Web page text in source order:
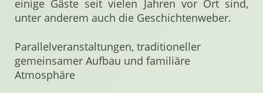
einige Gäste seit vielen Jahren vor Ort sind,
unter anderem auch die Geschichtenweber.
Parallelveranstaltungen, traditioneller
gemeinsamer Aufbau und familiäre
Atmosphäre